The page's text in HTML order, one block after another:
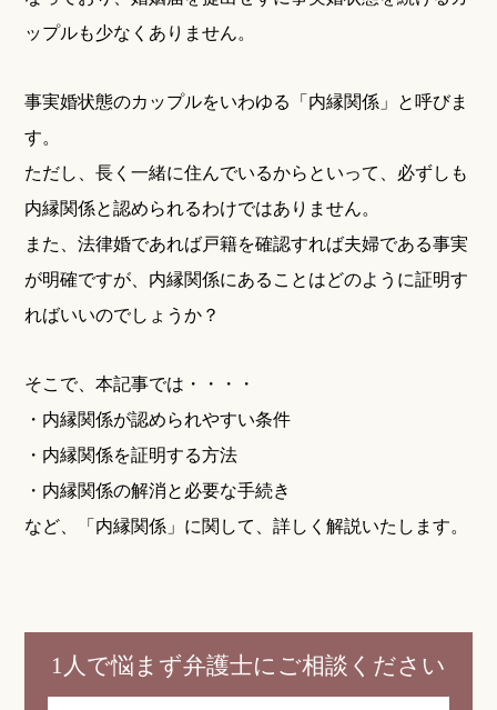
ップルも少なくありません。
事実婚状態のカップルをいわゆる「内縁関係」と呼びま
す。
ただし、長く一緒に住んでいるからといって、必ずしも
内縁関係と認められるわけではありません。
また、法律婚であれば戸籍を確認すれば夫婦である事実
が明確ですが、内縁関係にあることはどのように証明す
ればいいのでしょうか？
そこで、本記事では・・・・
・内縁関係が認められやすい条件
・内縁関係を証明する方法
・内縁関係の解消と必要な手続き
など、「内縁関係」に関して、詳しく解説いたします。
1人で悩まず弁護士にご相談ください